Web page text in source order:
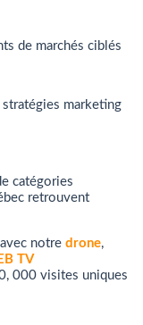
de marchés ciblés
marketing
catégories
retrouvent
notre drone,
TV
000 visites uniques